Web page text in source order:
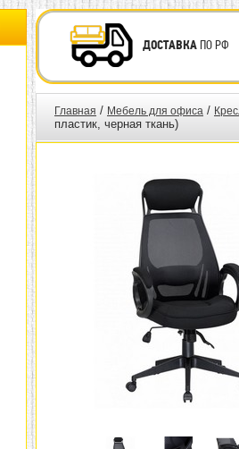
ДОСТАВКАПО РФ
Главная / Мебель для офиса /
пластик, черная ткань)